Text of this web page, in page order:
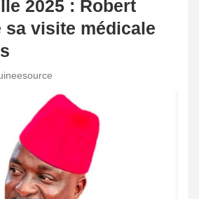
2025 : Robert
sa visite médicale